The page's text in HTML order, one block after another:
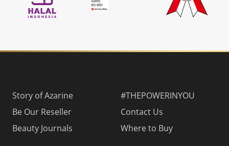
Story of Azarine
Be Our Reseller
Beauty Journals
#THEPOWERINYOU
Contact Us
Where to Buy